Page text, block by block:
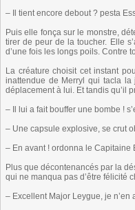
– Il tient encore debout ? pesta
Puis elle fonça sur le monstre,
tirer de peur de la toucher. Elle
d’une fois les longs poils. Contre
La créature choisit cet instant
inattendue de Merryl qui tacla la
déplacement à lui. Et tandis qu’il
– Il lui a fait bouffer une bombe !
– Une capsule explosive, se crut
– En avant ! ordonna le Capitaine
Plus que décontenancés par la
qui ne manqua pas d’être félicité
– Excellent Major Leygue, je n’en